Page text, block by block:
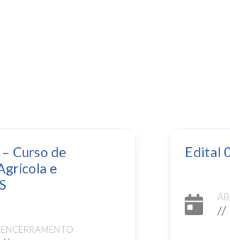
Curso de
e
ENCERRAMENTO
Edital
//